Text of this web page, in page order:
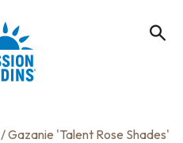
/ Gazanie 'Talent Rose Shades'